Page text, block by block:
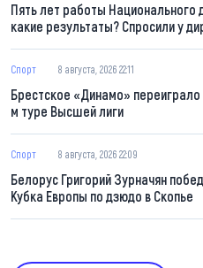
Пять лет работы Национального
какие результаты? Спросили у
Спорт 8 августа, 2026 22:11
Брестское «Динамо»
м туре Высшей лиги
Спорт 8 августа, 2026 22:09
Белорус Григорий Зурначян
Кубка Европы по дзюдо в Скопье